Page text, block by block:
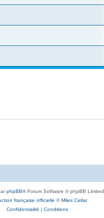
phpBB® Forum Software © phpBB Limited
française officielle ©Miles Cellar
Confidentialité | Conditions